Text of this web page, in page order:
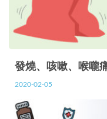
發燒、咳嗽、喉嚨
2020-02-05